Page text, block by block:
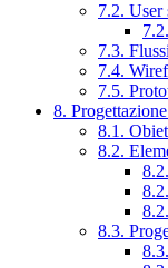
7.2. User
7.3.
7.4.
7.5.
8.
8.1.
8.2.
8.3.